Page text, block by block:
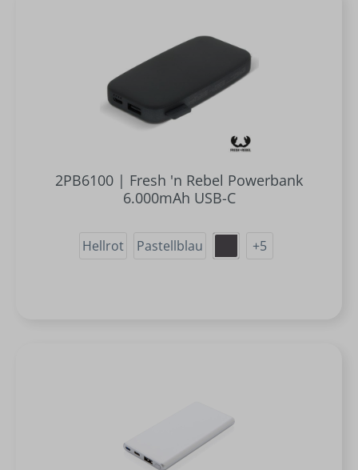
2PB6100 | Fresh 'n Rebel Powerbank
6.000mAh USB-C
Hellrot Pastellblau +5